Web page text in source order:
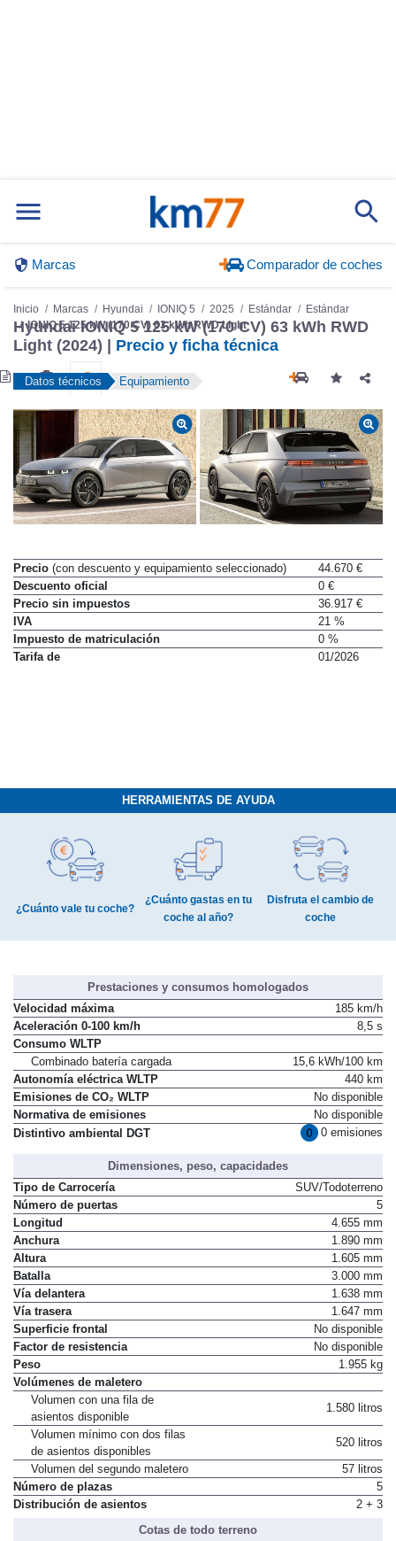
Marcas Comparador de coches
Inicio Marcas Hyundai IONIQ 5 2025 Estándar
Estándar
IONIQ 5 125 kW (170 CV) 63 kWh RWD Light
Hyundai IONIQ 5 125 kW (170 CV) 63 kWh RWD
Light (2024) | Precio y ficha técnica
Datos técnicos Equipamiento
Precio (con descuento y equipamiento seleccionado)
44.670 €
Descuento oficial
0 €
Precio sin impuestos
36.917 €
IVA
21 %
Impuesto de matriculación
0 %
Tarifa de
01/2026
HERRAMIENTAS DE AYUDA
¿Cuánto vale tu coche?
¿Cuánto gastas en tu
coche al año?
Disfruta el cambio de
coche
Prestaciones y consumos homologados
Velocidad máxima
185 km/h
Aceleración 0-100 km/h
8,5 s
Consumo WLTP
Combinado batería cargada
15,6 kWh/100 km
Autonomía eléctrica WLTP
440 km
Emisiones de CO₂ WLTP
No disponible
Normativa de emisiones
No disponible
Distintivo ambiental DGT
0 emisiones
Dimensiones, peso, capacidades
Tipo de Carrocería
SUV/Todoterreno
Número de puertas
5
Longitud
4.655 mm
Anchura
1.890 mm
Altura
1.605 mm
Batalla
3.000 mm
Vía delantera
1.638 mm
Vía trasera
1.647 mm
Superficie frontal
No disponible
Factor de resistencia
No disponible
Peso
1.955 kg
Volúmenes de maletero
Volumen con una fila de
asientos disponible
1.580 litros
Volumen mínimo con dos filas
de asientos disponibles
520 litros
Volumen del segundo maletero
57 litros
Número de plazas
5
Distribución de asientos
2 + 3
Cotas de todo terreno